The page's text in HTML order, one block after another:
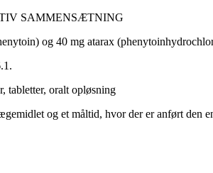
SAMMENSÆTNING
og 40 mg atarax
tabletter, oralt opløsning
og et måltid, hvor der er anført den